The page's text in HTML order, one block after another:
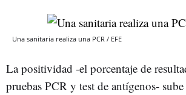
Una sanitaria realiza una PCR / EFE
La positividad -el porcentaje de
pruebas PCR y test de antígenos-